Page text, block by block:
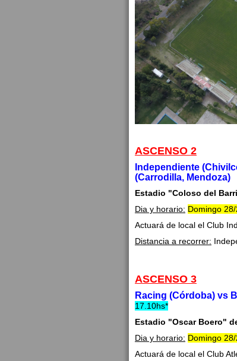
ASCENSO 2
Independiente
(Carrodilla, Mendoza)
Estadio "Coloso del
Dia y horario: Domingo
Actuará de local el Club
Distancia a recorrer:
ASCENSO 3
Racing (Córdoba) vs
17.10hs*
Estadio "Oscar Boero"
Dia y horario: Domingo
Actuará de local el Club